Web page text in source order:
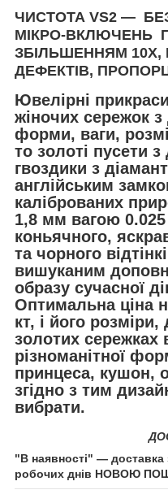
ЧИСТОТА VS2 —
МІКРО-ВКЛЮЧЕНЬ
ЗБІЛЬШЕННЯМ 10Х,
ДЕФЕКТІВ,
Ювелірні
жіночих сережок з
форми, ваги,
то золоті пусети
гвоздики з
англійським
каліброваних
1,8 мм вагою 0.025
коньячного,
та чорного
вишуканим
образу сучасної
Оптимальна ціна
кт, і його
золотих сережках
різноманітної
принцеса, кушон,
згідно з тим
вибрати.
"В наявності" —
робочих днів НОВОЮ